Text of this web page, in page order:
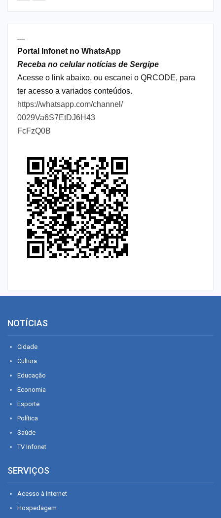
----
Portal Infonet no WhatsApp
Receba no celular notícias de Sergipe
Acesse o link abaixo, ou escanei o QRCODE, para
ter acesso a variados conteúdos.
https://whatsapp.com/channel/
0029Va6S7EtDJ6H43
FcFzQ0B
NOTÍCIAS
Cidade
Cultura
Educação
Economia
Esporte
Política
Saúde
TV Infonet
SERVIÇOS
Acesso à Internet
Hospedagem